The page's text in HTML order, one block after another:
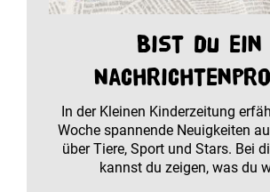
Bist du ein
In der Kleinen Kinderzeitung
Woche spannende Neuigkeiten
über Tiere, Sport und Stars. Bei
kannst du zeigen, was du